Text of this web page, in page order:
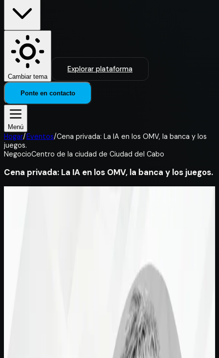
Cambiar tema
Explorar plataforma
Ponte en contacto
Menú
Hogar/Eventos/Cena privada: La IA en los OMV, la banca y los
juegos.
NegocioCentro de la ciudad de Ciudad del Cabo
Cena privada: La IA en los OMV, la banca y los juegos.
MVNO Nation Live, la velada explora cómo la IA está
transformando la interacción con el cliente y el
crecimiento a lo largo del ciclo de vida del cliente en los
contextos de los operadores móviles virtuales (OMV) y las